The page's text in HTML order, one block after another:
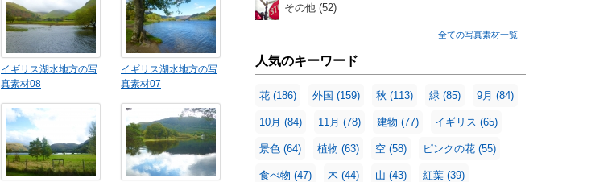
その他 (52)
全ての写真素材一覧
人気のキーワード
花 (186) 外国 (159) 秋 (113) 緑 (85) 9月 (84)
10月 (84) 11月 (78) 建物 (77) イギリス (65)
景色 (64) 植物 (63) 空 (58) ピンクの花 (55)
食べ物 (47) 木 (44) 山 (43) 紅葉 (39)
イギリス湖水地方の写
真素材08
イギリス湖水地方の写
真素材07